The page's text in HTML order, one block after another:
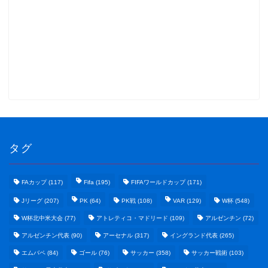
タグ
FAカップ (117) Fifa (195) FIFAワールドカップ (171)
Jリーグ (207) PK (64) PK戦 (108) VAR (129) W杯 (548)
W杯北中米大会 (77) アトレティコ・マドリード (109) アルゼンチン (72)
アルゼンチン代表 (90) アーセナル (317) イングランド代表 (265)
エムバペ (84) ゴール (76) サッカー (358) サッカー戦術 (103)